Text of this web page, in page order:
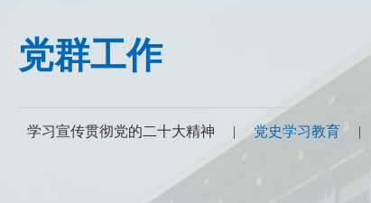
党群工作
学习宣传贯彻党的二十大精神 | 党史学习教育 |